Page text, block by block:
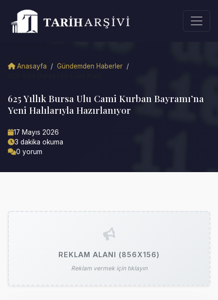
Anasayfa / Gündemden Haberler /
625 Yıllık Bursa Ulu Cami Kurban Bayramı’na
Yeni Halılarıyla Hazırlanıyor
17 Mayıs 2026
3 dakika okuma
0 yorum
REKLAM ALANI (856X156)
Reklam vermek için tıklayın